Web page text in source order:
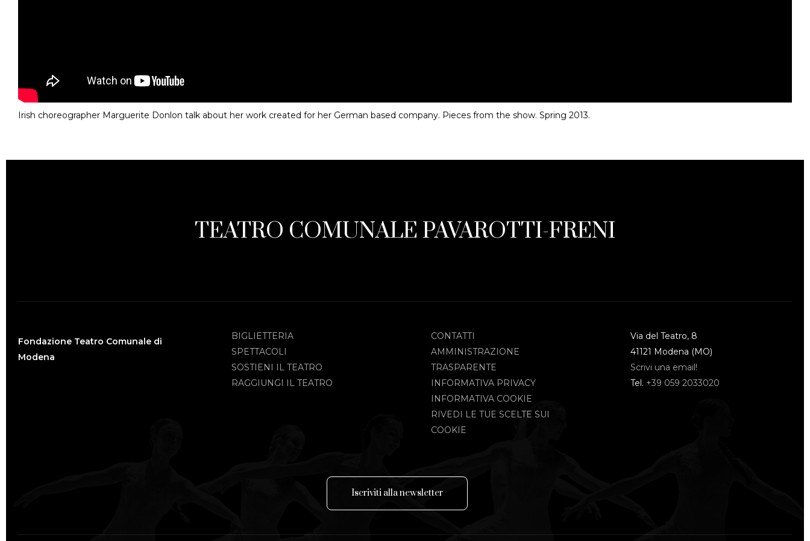
Irish choreographer Marguerite Donlon talk about her work created for her German based company. Pieces from the show. Spring 2013.
TEATRO COMUNALE PAVAROTTI-FRENI
Fondazione Teatro Comunale di
Modena
BIGLIETTERIA
SPETTACOLI
SOSTIENI IL TEATRO
RAGGIUNGI IL TEATRO
CONTATTI
AMMINISTRAZIONE
TRASPARENTE
INFORMATIVA PRIVACY
INFORMATIVA COOKIE
RIVEDI LE TUE SCELTE SUI
COOKIE
Via del Teatro, 8
41121 Modena (MO)
Scrivi una email!
Tel. +39 059 2033020
Iscriviti allanewsletter